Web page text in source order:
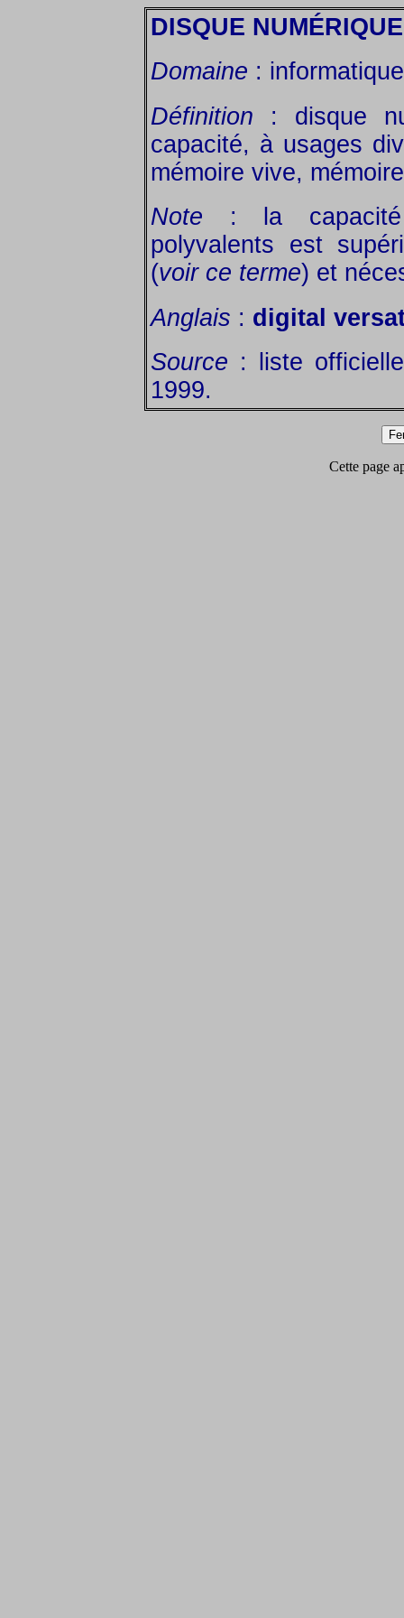
DISQUE
Domaine :
Définition : disque
capacité, à usages
mémoire vive,
Note : la capacité
polyvalents est
(voir ce terme) et
Anglais : digital
Source : liste
1999.
Cette page